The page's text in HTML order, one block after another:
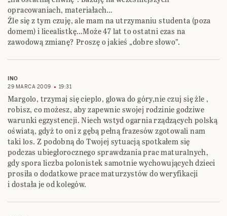
opracowaniach, materiałach…
Źle się z tym czuję, ale mam na utrzymaniu studenta (poza
domem) i licealistkę…Może 47 lat to ostatni czas na
zawodową zmianę? Proszę o jakieś „dobre słowo”.
INO
29 MARCA 2009
19:31
Margolo, trzymaj się cieplo, glowa do góry,nie czuj się żle ,
robisz, co możesz, aby zapewnic swojej rodzinie godziwe
warunki egzystencji. Niech wstyd ogarnia rządzących polską
oświatą, gdyż to oni z gębą pełną frazesów zgotowali nam
taki los. Z podobną do Twojej sytuacją spotkałem się
podczas ubiegłorocznego sprawdzania prac maturalnych,
gdy spora liczba polonistek samotnie wychowujących dzieci
prosiła o dodatkowe prace maturzystów do weryfikacji
i dostała je od kolegów.